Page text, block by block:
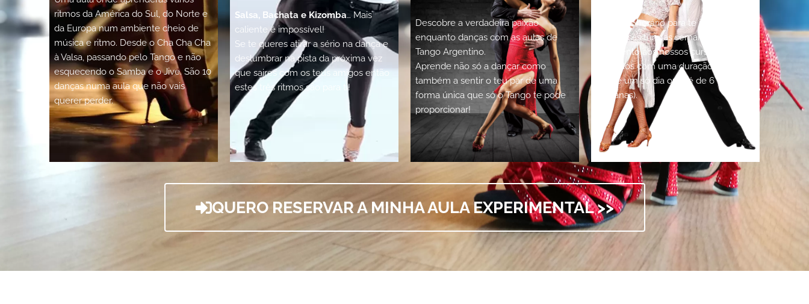
ritmos da América do Sul, do Norte e
da Europa num ambiente cheio de
música e ritmo. Desde o Cha Cha Cha
à Valsa, passando pelo Tango e não
esquecendo o Samba e o Jive. São 10
danças numa aula que não vais
querer perder.
Salsa, Bachata e Kizomba… Mais
caliente é impossível!
Se te queres atirar a sério na dança e
deslumbrar na pista da próxima vez
que saires com os teus amigos então
estes três ritmos são para ti!
Descobre a verdadeira paixão
enquanto danças com as aulas de
Tango Argentino.
Aprende não só a dançar como
também a sentir o teu par de uma
forma única que só o Tango te pode
proporcionar!
Não tens horário para te inscreveres
nas nossas turmas semanais, então
fica atento aos nossos cursos
fechados com uma duração (podem
ser de um só dia ou até de 6
semanas).
QUERO RESERVAR A MINHA AULA EXPERIMENTAL >>